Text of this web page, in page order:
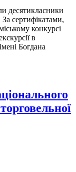
десятикласники
сертифікатами,
конкурсі
в
Богдана